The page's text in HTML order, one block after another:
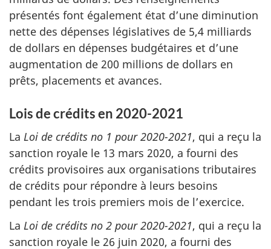
présentés font également état d’une diminution
nette des dépenses législatives de 5,4 milliards
de dollars en dépenses budgétaires et d’une
augmentation de 200 millions de dollars en
prêts, placements et avances.
Lois de crédits en 2020-2021
La Loi de crédits no 1 pour 2020-2021, qui a reçu la
sanction royale le 13 mars 2020, a fourni des
crédits provisoires aux organisations tributaires
de crédits pour répondre à leurs besoins
pendant les trois premiers mois de l’exercice.
La Loi de crédits no 2 pour 2020-2021, qui a reçu la
sanction royale le 26 juin 2020, a fourni des